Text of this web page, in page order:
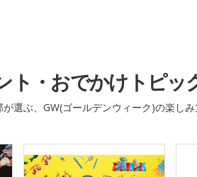
ト・おでかけトピッ
選ぶ、GW(ゴールデンウィーク)の楽し